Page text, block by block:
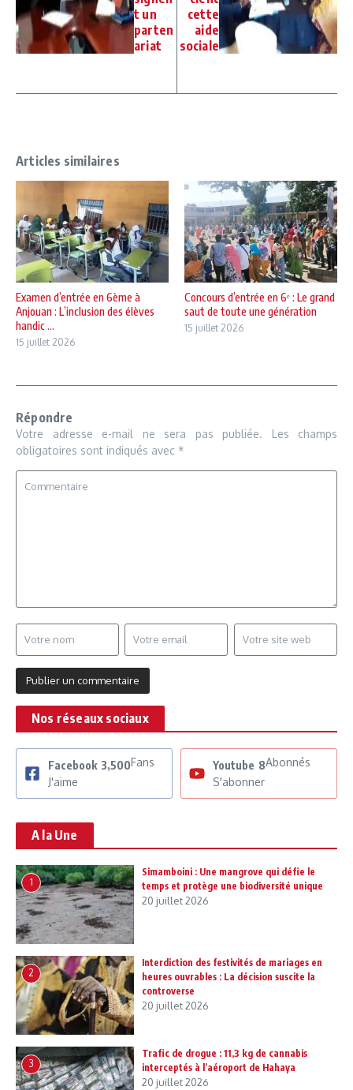
t un
parten
ariat
cette
aide
sociale
Articles similaires
Examen d’entrée en 6ème à
Anjouan : L’inclusion des élèves
handic ...
15 juillet 2026
Concours d’entrée en 6ᵉ : Le grand
saut de toute une génération
15 juillet 2026
Répondre
Votre adresse e-mail ne sera pas publiée.
Les champs
obligatoires sont indiqués avec *
Nos réseaux sociaux
Facebook 3,500Fans
J'aime
Youtube 8Abonnés
S'abonner
A la Une
1
Simamboini : Une mangrove qui défie le
temps et protège une biodiversité unique
20 juillet 2026
2
Interdiction des festivités de mariages en
heures ouvrables : La décision suscite la
controverse
20 juillet 2026
3
Trafic de drogue : 11,3 kg de cannabis
interceptés à l’aéroport de Hahaya
20 juillet 2026